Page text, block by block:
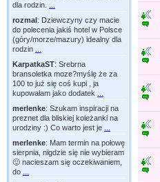
dla rodzin.
rozmal: Dziewczyny czy macie
do polecenia jakiś hotel w Polsce
(góry/morze/mazury) idealny dla
rodzin
KarpatkaST: Srebrna
bransoletka moze?myślę że za
100 to już się coś kupi , ja
kupowałam jako dodatek
merlenke: Szukam inspiracji na
preznet dla bliskiej koleżanki na
urodziny :) Co warto jest je
merlenke: Mam termin na połowę
sierpnia, nigdzie się nie wybieram
🙂 nacieszam się oczekiwaniem,
do